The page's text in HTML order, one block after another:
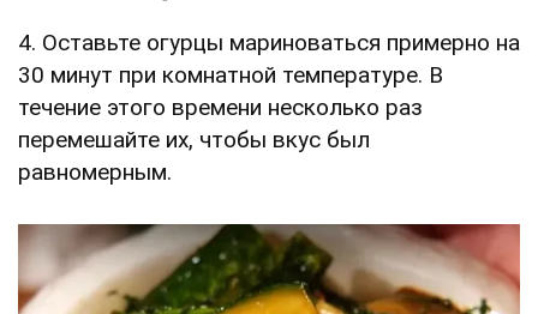
4. Оставьте огурцы мариноваться примерно на
30 минут при комнатной температуре. В
течение этого времени несколько раз
перемешайте их, чтобы вкус был
равномерным.